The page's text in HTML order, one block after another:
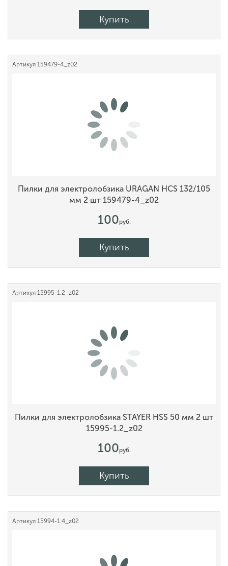
Купить
Артикул 159479-4_z02
Пилки для электролобзика URAGAN HCS 132/105
мм 2 шт 159479-4_z02
100руб.
Купить
Артикул 15995-1.2_z02
Пилки для электролобзика STAYER HSS 50 мм 2 шт
15995-1.2_z02
100руб.
Купить
Артикул 15994-1.4_z02